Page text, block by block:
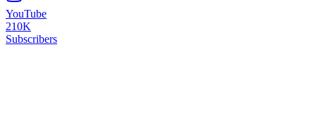
YouTube
210K
Subscribers